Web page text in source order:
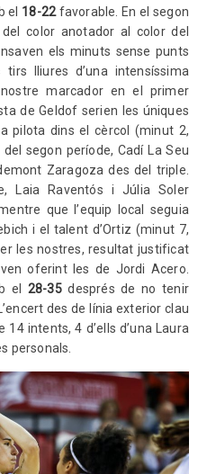
el 18-22favorable. En el segon
color anotador al color del
els minuts sense punts
lliures d’una intensíssima
marcador en el primer
de Geldof serien les úniques
pilota dins el cèrcol (minut 2,
segon període, Cadí La Seu
Zaragoza des del triple.
Laia Raventós i Júlia Soler
que l’equip local seguia
i el talent d’Ortiz (minut 7,
les nostres, resultat justificat
oferint les de Jordi Acero.
el 28-35després de no tenir
des de línia exterior clau
intents, 4 d’ells d’una Laura
personals.